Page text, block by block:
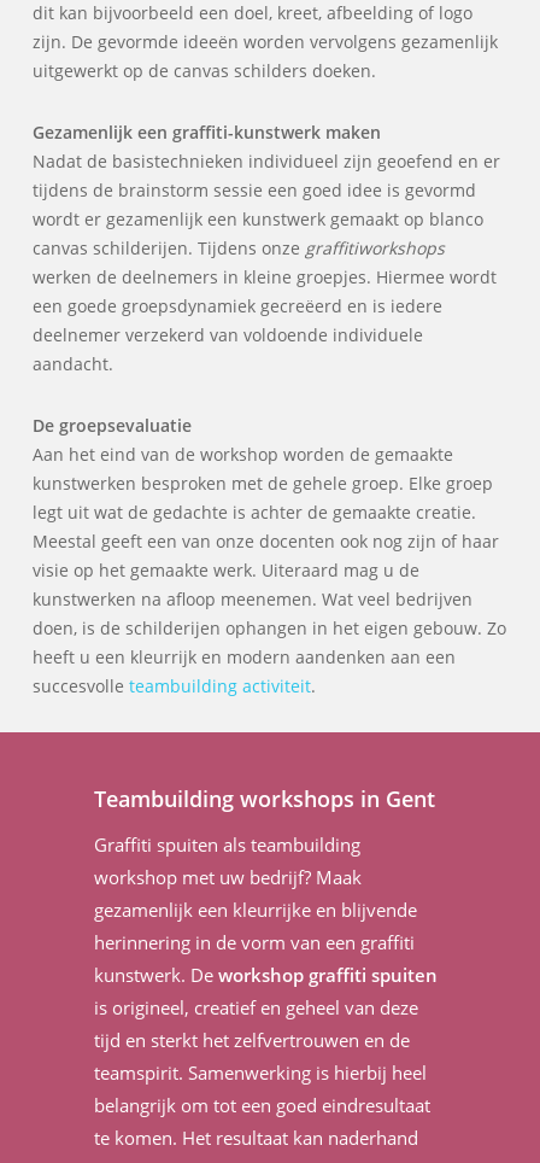
dit kan bijvoorbeeld een doel, kreet, afbeelding of logo
zijn. De gevormde ideeën worden vervolgens gezamenlijk
uitgewerkt op de canvas schilders doeken.
Gezamenlijk een graffiti-kunstwerk maken
Nadat de basistechnieken individueel zijn geoefend en er
tijdens de brainstorm sessie een goed idee is gevormd
wordt er gezamenlijk een kunstwerk gemaakt op blanco
canvas schilderijen. Tijdens onze graffitiworkshops
werken de deelnemers in kleine groepjes. Hiermee wordt
een goede groepsdynamiek gecreëerd en is iedere
deelnemer verzekerd van voldoende individuele
aandacht.
De groepsevaluatie
Aan het eind van de workshop worden de gemaakte
kunstwerken besproken met de gehele groep. Elke groep
legt uit wat de gedachte is achter de gemaakte creatie.
Meestal geeft een van onze docenten ook nog zijn of haar
visie op het gemaakte werk. Uiteraard mag u de
kunstwerken na afloop meenemen. Wat veel bedrijven
doen, is de schilderijen ophangen in het eigen gebouw. Zo
heeft u een kleurrijk en modern aandenken aan een
succesvolle teambuilding activiteit.
Teambuilding workshops in Gent
Graffiti spuiten als teambuilding
workshop met uw bedrijf? Maak
gezamenlijk een kleurrijke en blijvende
herinnering in de vorm van een graffiti
kunstwerk. De workshop graffiti spuiten
is origineel, creatief en geheel van deze
tijd en sterkt het zelfvertrouwen en de
teamspirit. Samenwerking is hierbij heel
belangrijk om tot een goed eindresultaat
te komen. Het resultaat kan naderhand